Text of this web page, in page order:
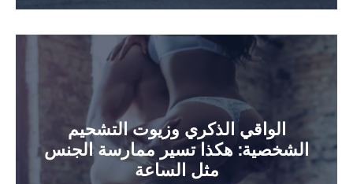
الواقي الذكري وزيوت التشحيم
الشخصية: هكذا تسير ممارسة الجنس
مثل الساعة